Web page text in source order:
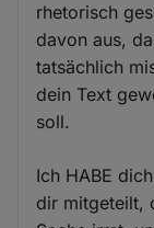
rhetorisch
davon aus,
tatsächlich
dein Text
soll.
Ich HABE
dir mitgeteilt,